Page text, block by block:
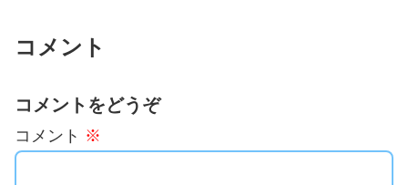
コメント
コメントをどうぞ
コメント ※